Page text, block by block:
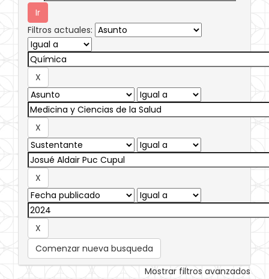
Filtros actuales:
Comenzar nueva busqueda
Mostrar filtros avanzados